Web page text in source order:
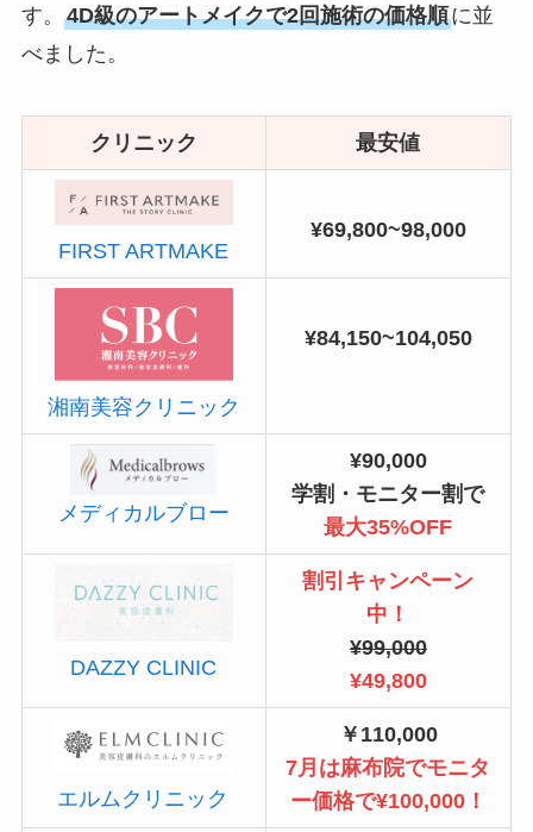
す。 4D級のアートメイクで2回施術の価格順に並
べました。
クリニック 最安値
FIRST ARTMAKE
¥69,800~98,000
湘南美容クリニック
¥84,150~104,050
メディカルブロー
¥90,000
学割・モニター割で
最大35%OFF
DAZZY CLINIC
割引キャンペーン
中！
¥99,000
¥49,800
エルムクリニック
￥110,000
7月は麻布院でモニタ
ー価格で¥100,000！